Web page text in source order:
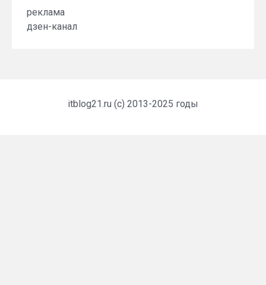
реклама
дзен-канал
itblog21.ru (c) 2013-2025 годы